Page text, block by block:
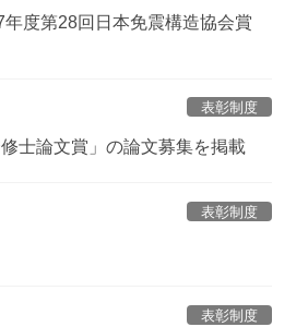
度第28回日本免震構造協会賞
表彰制度
士論文賞」の論文募集を掲載
表彰制度
表彰制度